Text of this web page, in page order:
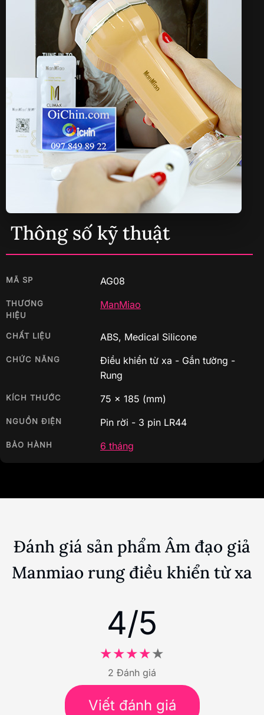
Thông số kỹ thuật
MÃ SP AG08
THƯƠNG
HIỆU
ManMiao
CHẤT LIỆU ABS, Medical Silicone
CHỨC NĂNG
Điều khiển từ xa - Gắn tường -
Rung
KÍCH THƯỚC 75 x 185 (mm)
NGUỒN ĐIỆN Pin rời - 3 pin LR44
BẢO HÀNH 6 tháng
Đánh giá sản phẩm Âm đạo giả
Manmiao rung điều khiển từ xa
4/5
2 Đánh giá
Viết đánh giá